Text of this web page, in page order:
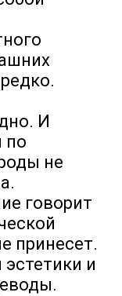
И
по
не
говорит
принесет.
эстетики и